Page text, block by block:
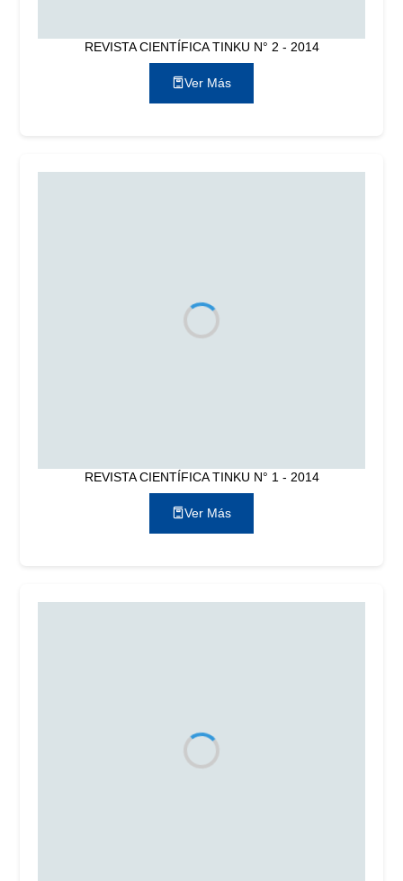
REVISTA CIENTÍFICA TINKU N° 2 - 2014
Ver Más
REVISTA CIENTÍFICA TINKU N° 1 - 2014
Ver Más